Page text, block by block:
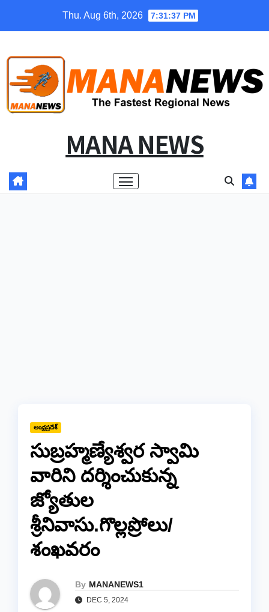
Thu. Aug 6th, 2026 7:31:38 PM
MANA NEWS
ఆంధ్రప్రదేశ్
సుబ్రహ్మణ్యేశ్వర స్వామి
వారిని దర్శించుకున్న
జ్యోతుల
శ్రీనివాసు.గొల్లప్రోలు/
శంఖవరం
By MANANEWS1
DEC 5, 2024